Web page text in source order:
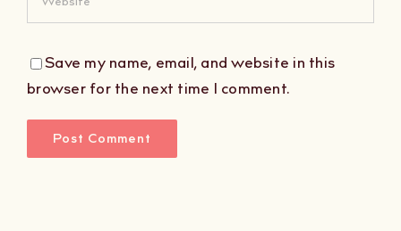
Save my name, email, and website in this
browser for the next time I comment.